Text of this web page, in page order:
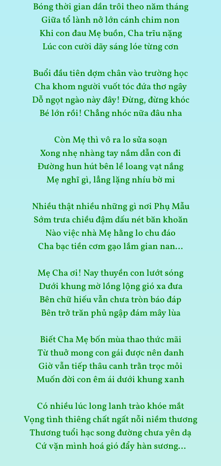
Bóng thời gian dần trôi theo năm tháng
Giữa tổ lành nở lớn cánh chim non
Khi con đau Mẹ buồn, Cha trĩu nặng
Lúc con cười dãy sáng lóe từng cơn
Buổi đầu tiên dợm chân vào trường học
Cha khom người vuốt tóc đứa thơ ngây
Dỗ ngọt ngào này đây! Đừng, đừng khóc
Bé lớn rồi! Chẳng nhóc nữa đâu nha
Còn Mẹ thì vô ra lo sửa soạn
Xong nhẹ nhàng tay nắm dẫn con đi
Đường hun hút bên lề loang vạt nắng
Mẹ nghĩ gì, lẳng lặng nhíu bờ mi
Nhiều thật nhiều những gì nơi Phụ Mẫu
Sớm trưa chiều đậm dấu nét băn khoăn
Nào việc nhà Mẹ hằng lo chu đáo
Cha bạc tiền cơm gạo lắm gian nan…
Mẹ Cha ơi! Nay thuyền con lướt sóng
Dưới khung mờ lồng lộng gió xa đưa
Bên chữ hiếu vẫn chưa tròn báo đáp
Bên trở trăn phủ ngập đám mây lùa
Biết Cha Mẹ bốn mùa thao thức mãi
Từ thuở mong con gái được nên danh
Giờ vẫn tiếp thâu canh trằn trọc mỏi
Muốn đời con êm ái dưới khung xanh
Có nhiều lúc long lanh trào khóe mắt
Vọng tình thiêng chất ngất nỗi niềm thương
Thương tuổi hạc song đường chưa yên dạ
Cứ vặn mình hoá gió đẩy hàn sương…